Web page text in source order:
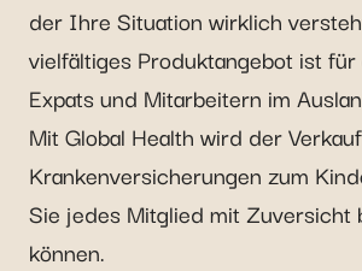
der Ihre Situation wirklich
vielfältiges Produktangebot ist
Expats und Mitarbeitern im
Mit Global Health wird der
Krankenversicherungen zum
Sie jedes Mitglied mit Zuversicht
können.